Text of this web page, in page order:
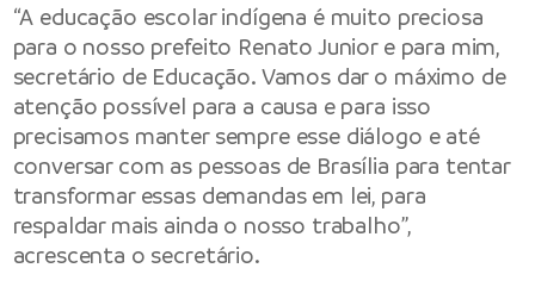
“A educação escolar indígena é muito preciosa
para o nosso prefeito Renato Junior e para mim,
secretário de Educação. Vamos dar o máximo de
atenção possível para a causa e para isso
precisamos manter sempre esse diálogo e até
conversar com as pessoas de Brasília para tentar
transformar essas demandas em lei, para
respaldar mais ainda o nosso trabalho”,
acrescenta o secretário.